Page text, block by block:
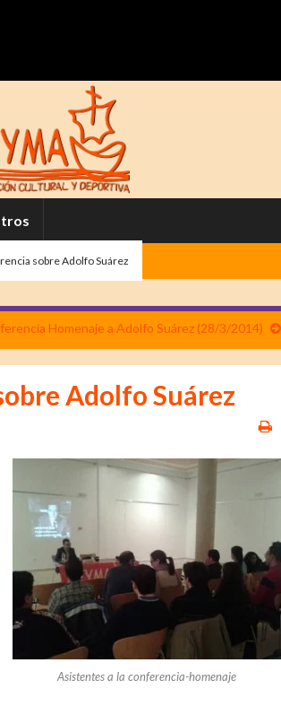
sobre Adolfo Suárez
Homenaje a Adolfo Suárez (28/3/2014)
Adolfo Suárez
Asistentes a la conferencia-homenaje